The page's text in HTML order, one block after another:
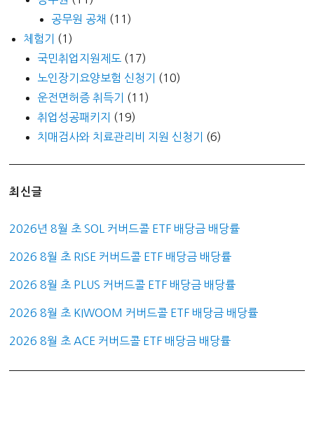
공무원 공채 (11)
체험기
(1)
국민취업지원제도 (17)
노인장기요양보험 신청기
(10)
운전면허증 취득기
(11)
취업성공패키지
(19)
치매검사와 치료관리비 지원 신청기
(6)
최신글
2026년 8월 초 SOL 커버드콜 ETF 배당금 배당률
2026 8월 초 RISE 커버드콜 ETF 배당금 배당률
2026 8월 초 PLUS 커버드콜 ETF 배당금 배당률
2026 8월 초 KIWOOM 커버드콜 ETF 배당금 배당률
2026 8월 초 ACE 커버드콜 ETF 배당금 배당률